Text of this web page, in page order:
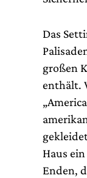
Das
großen
enthält.
Haus
Enden,